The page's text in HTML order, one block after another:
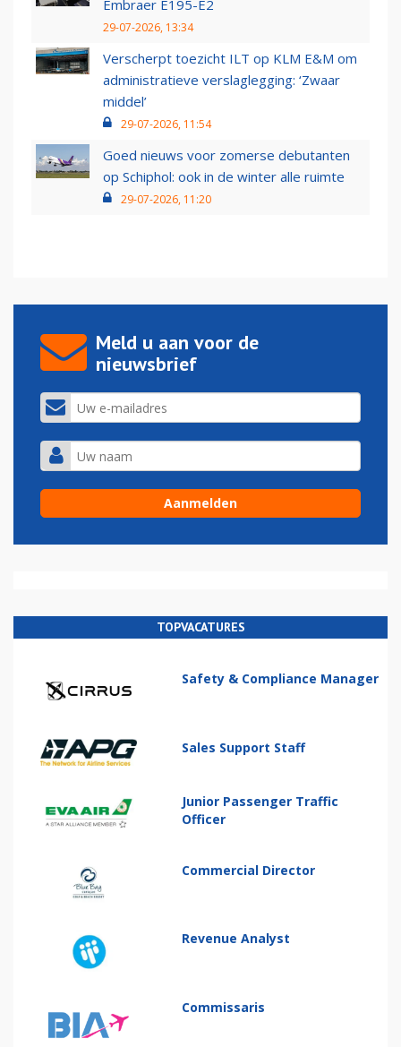
Embraer E195-E2
29-07-2026, 13:34
Verscherpt toezicht ILT op KLM E&M om
administratieve verslaglegging: ‘Zwaar
middel’
29-07-2026, 11:54
Goed nieuws voor zomerse debutanten
op Schiphol: ook in de winter alle ruimte
29-07-2026, 11:20
Meld u aan voor de
nieuwsbrief
TOPVACATURES
Safety & Compliance Manager
Sales Support Staff
Junior Passenger Traffic
Officer
Commercial Director
Revenue Analyst
Commissaris